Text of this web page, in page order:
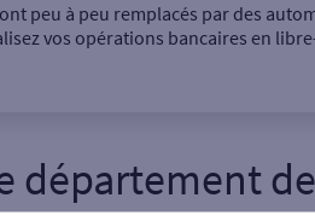
Retrait de monnaie €
peu à peu remplacés par des
vos opérations bancaires en
département